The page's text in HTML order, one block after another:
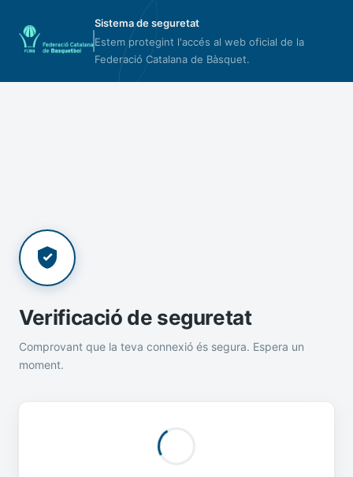
Sistema de seguretat
Estem protegint l'accés al web oficial de la
Federació Catalana de Bàsquet.
Verificació de seguretat
Comprovant que la teva connexió és segura. Espera un
moment.